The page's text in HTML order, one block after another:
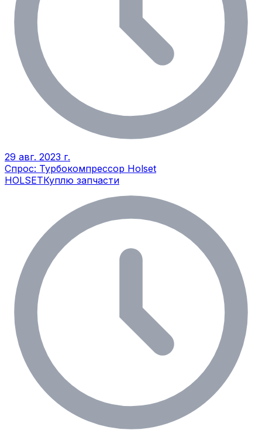
29 авг. 2023 г.
Спрос: Турбокомпрессор Holset
HOLSETКуплю запчасти